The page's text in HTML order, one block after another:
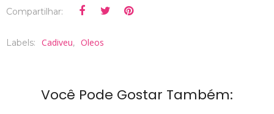
Compartilhar:
Labels: Cadiveu, Oleos
Você Pode Gostar Também: